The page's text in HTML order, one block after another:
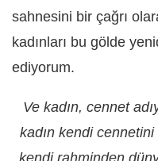
sahnesini bir çağrı
kadınları bu gölde
ediyorum.
Ve kadın, cennet
kadın kendi
kendi rahminden